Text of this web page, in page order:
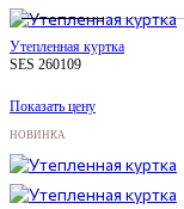
Утепленная куртка
SES 260109
Показать цену
НОВИНКА